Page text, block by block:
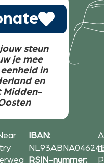
steun
je mee
in
en
Midden-
IBAN:
RSIN-nummer: